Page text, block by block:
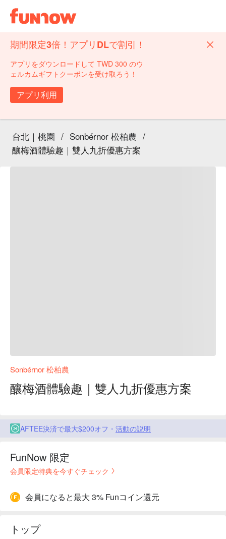
期間限定3倍！アプリDLで割引！
アプリをダウンロードして TWD 300 のウ
ェルカムギフトクーポンを受け取ろう！
アプリ利用
台北｜桃園 / Sonbérnor 松柏農 /
釀梅酒體驗趣｜雙人九折優惠方案
Sonbérnor 松柏農
釀梅酒體驗趣｜雙人九折優惠方案
AFTEE決済で最大$200オフ・ 活動の説明
FunNow 限定
会員限定特典を今すぐチェック
会員になると最大 3% Funコイン還元
トップ